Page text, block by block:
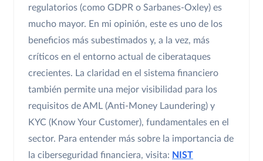
regulatorios (como GDPR o Sarbanes-Oxley) es
mucho mayor. En mi opinión, este es uno de los
beneficios más subestimados y, a la vez, más
críticos en el entorno actual de ciberataques
crecientes. La claridad en el sistema financiero
también permite una mejor visibilidad para los
requisitos de AML (Anti-Money Laundering) y
KYC (Know Your Customer), fundamentales en el
sector. Para entender más sobre la importancia de
la ciberseguridad financiera, visita: NIST